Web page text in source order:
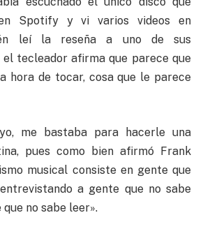
Spotify y vi varios videos en
leí la reseña a uno de sus
el tecleador afirma que parece que
hora de tocar, cosa que le parece
me bastaba para hacerle una
pues como bien afirmó Frank
musical consiste en gente que
a gente que no sabe
no sabe leer».